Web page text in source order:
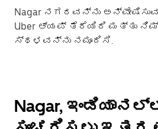
Nagar ನಗರವನ್ನು
Uber ಆ್ಯಪ್ ತೆರೆಯಿರಿ ಮತ್ತು
ಸ್ಥಳವನ್ನು ನಮೂದಿಸಿ.
Nagar,